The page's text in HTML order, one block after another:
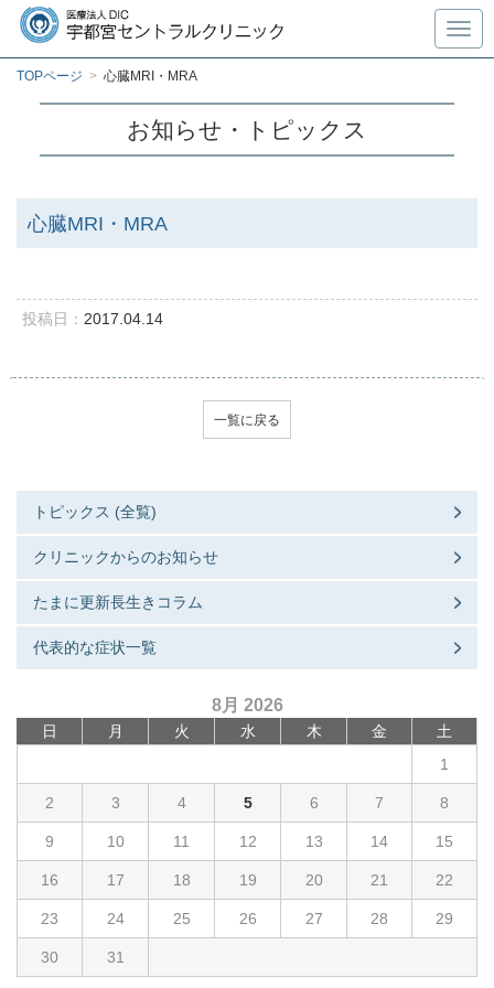
TOPページ > 心臓MRI・MRA
お知らせ・トピックス
心臓MRI・MRA
投稿日： 2017.04.14
一覧に戻る
トピックス (全覧)
クリニックからのお知らせ
たまに更新長生きコラム
代表的な症状一覧
8月 2026
日 月 火 水 木 金
土
1
2 3 4 5 6 7 8
9 10 11 12 13 14 15
16 17 18 19 20 21 22
23 24 25 26 27 28 29
30 31